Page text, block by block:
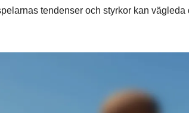
tendenser och styrkor kan